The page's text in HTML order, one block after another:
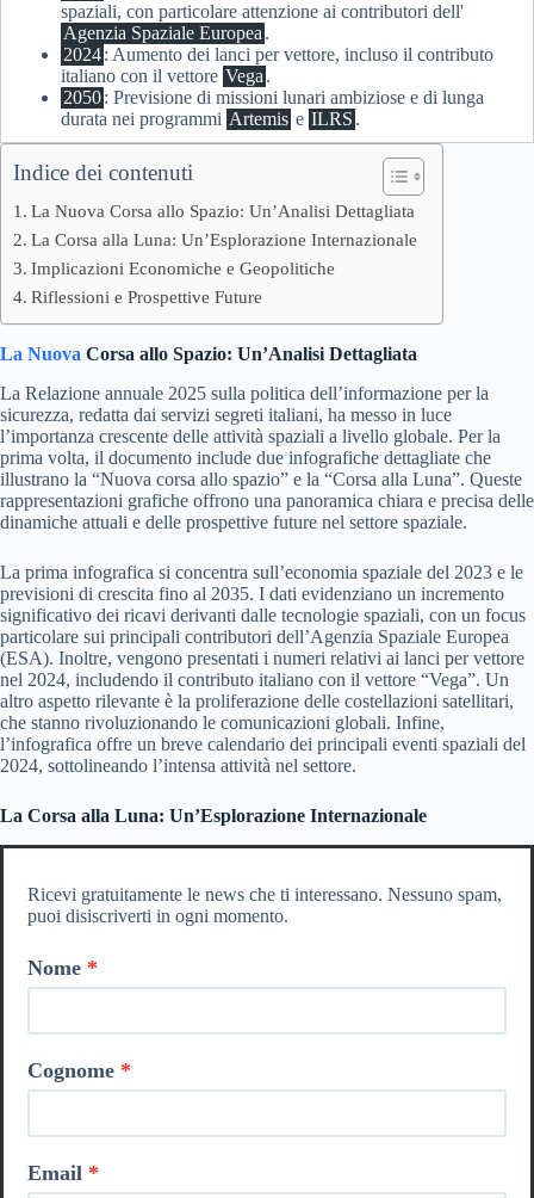
spaziali, con particolare attenzione ai contributori dell'
Agenzia Spaziale Europea .
2024: Aumento dei lanci per vettore, incluso il contributo
italiano con il vettore Vega .
2050: Previsione di missioni lunari ambiziose e di lunga
durata nei programmi Artemis e ILRS .
Indice dei contenuti
La Nuova Corsa allo Spazio: Un’Analisi Dettagliata
La Corsa alla Luna: Un’Esplorazione Internazionale
Implicazioni Economiche e Geopolitiche
Riflessioni e Prospettive Future
La Nuova Corsa allo Spazio: Un’Analisi Dettagliata
La Relazione annuale 2025 sulla politica dell’informazione per la
sicurezza, redatta dai servizi segreti italiani, ha messo in luce
l’importanza crescente delle attività spaziali a livello globale. Per la
prima volta, il documento include due infografiche dettagliate che
illustrano la “Nuova corsa allo spazio” e la “Corsa alla Luna”. Queste
rappresentazioni grafiche offrono una panoramica chiara e precisa delle
dinamiche attuali e delle prospettive future nel settore spaziale.
La prima infografica si concentra sull’economia spaziale del 2023 e le
previsioni di crescita fino al 2035. I dati evidenziano un incremento
significativo dei ricavi derivanti dalle tecnologie spaziali, con un focus
particolare sui principali contributori dell’Agenzia Spaziale Europea
(ESA). Inoltre, vengono presentati i numeri relativi ai lanci per vettore
nel 2024, includendo il contributo italiano con il vettore “Vega”. Un
altro aspetto rilevante è la proliferazione delle costellazioni satellitari,
che stanno rivoluzionando le comunicazioni globali. Infine,
l’infografica offre un breve calendario dei principali eventi spaziali del
2024, sottolineando l’intensa attività nel settore.
La Corsa alla Luna: Un’Esplorazione Internazionale
Ricevi gratuitamente le news che ti interessano. Nessuno spam,
puoi disiscriverti in ogni momento.
Nome
Cognome
Email